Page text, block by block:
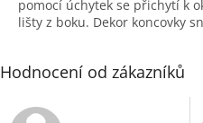
pomocí úchytek se přichytí k
lišty z boku. Dekor koncovky
Hodnocení od zákazníků